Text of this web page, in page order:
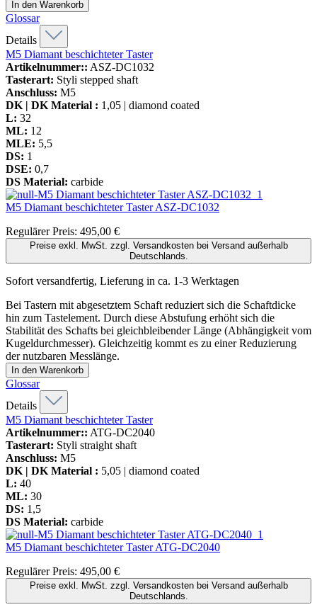
In den Warenkorb
Glossar
Details
M5 Diamant beschichteter Taster
Artikelnummer:: ASZ-DC1032
Tasterart: Styli stepped shaft
Anschluss: M5
DK | DK Material : 1,05 | diamond coated
L: 32
ML: 12
MLE: 5,5
DS: 1
DSE: 0,7
DS Material: carbide
M5 Diamant beschichteter TasterASZ-DC1032
Regulärer Preis: 495,00 €
Preise exkl. MwSt. zzgl. Versandkosten bei Versand außerhalb
Deutschlands.
Sofort versandfertig, Lieferung in ca. 1-3 Werktagen
Bei Tastern mit abgesetztem Schaft reduziert sich die Schaftdicke
hin zum Tastelement. Durch diese Abstufung erhöht sich die
Stabilität des Schafts bei gleichbleibender Länge (Abhängigkeit vom
Kugeldurchmesser). Gleichzeitig kommt es zu einer Reduzierung
der nutzbaren Messlänge.
In den Warenkorb
Glossar
Details
M5 Diamant beschichteter Taster
Artikelnummer:: ATG-DC2040
Tasterart: Styli straight shaft
Anschluss: M5
DK | DK Material : 5,05 | diamond coated
L: 40
ML: 30
DS: 1,5
DS Material: carbide
M5 Diamant beschichteter TasterATG-DC2040
Regulärer Preis: 495,00 €
Preise exkl. MwSt. zzgl. Versandkosten bei Versand außerhalb
Deutschlands.